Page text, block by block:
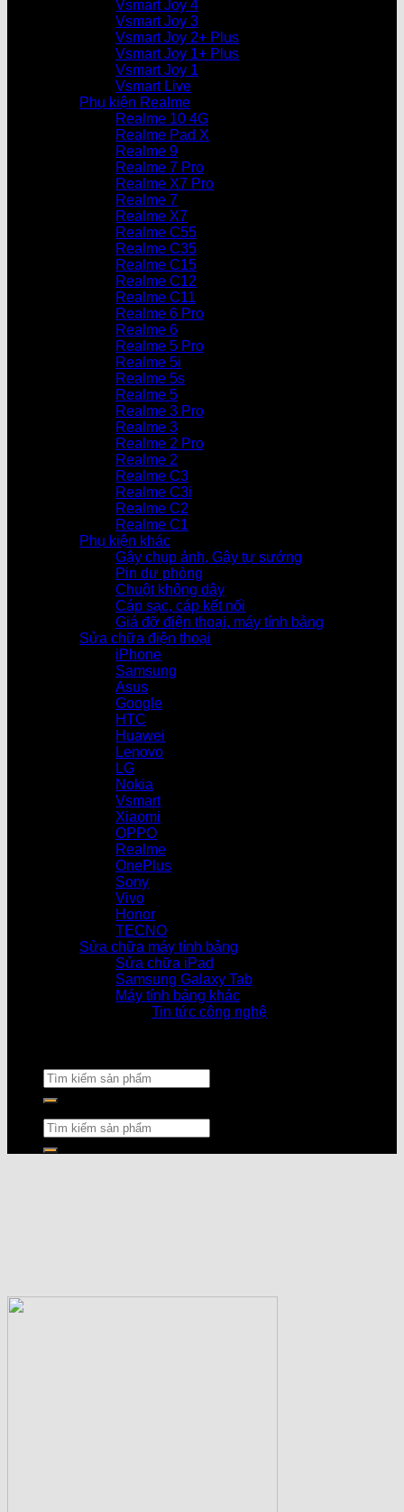
Vsmart Joy 4
Vsmart Joy 3
Vsmart Joy 2+ Plus
Vsmart Joy 1+ Plus
Vsmart Joy 1
Vsmart Live
Phụ kiện Realme
Realme 10 4G
Realme Pad X
Realme 9
Realme 7 Pro
Realme X7 Pro
Realme 7
Realme X7
Realme C55
Realme C35
Realme C15
Realme C12
Realme C11
Realme 6 Pro
Realme 6
Realme 5 Pro
Realme 5i
Realme 5s
Realme 5
Realme 3 Pro
Realme 3
Realme 2 Pro
Realme 2
Realme C3
Realme C3i
Realme C2
Realme C1
Phụ kiện khác
Gậy chụp ảnh, Gậy tự sướng
Pin dự phòng
Chuột không dây
Cáp sạc, cáp kết nối
Giá đỡ điện thoại, máy tính bảng
Sửa chữa điện thoại
iPhone
Samsung
Asus
Google
HTC
Huawei
Lenovo
LG
Nokia
Vsmart
Xiaomi
OPPO
Realme
OnePlus
Sony
Vivo
Honor
TECNO
Sửa chữa máy tính bảng
Sửa chữa iPad
Samsung Galaxy Tab
Máy tính bảng khác
Tin tức công nghệ